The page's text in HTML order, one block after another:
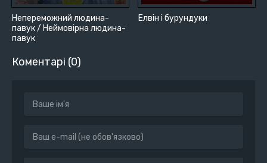
Непереможний людина-
павук / Неймовірна людина-
павук
Елвін і бурундуки
Коментарі (0)